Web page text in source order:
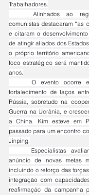
Trabalhadores.
	Alinhados ao regime, os delegados
comunistas destacaram “as
e citaram o
de atingir aliados dos
o próprio território
foco estratégico será
anos.
fortalecimento de laços
Rússia, sobretudo na
Guerra na Ucrânia, e
a China. Kim esteve em
passado para um encontro
Jinping.
anúncio de novas metas
incluindo o reforço das
integração com
reafirmação da campanha